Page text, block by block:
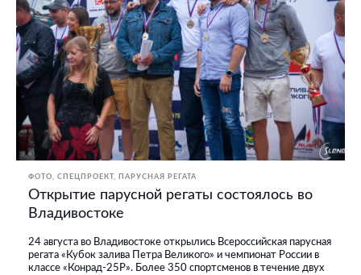
ФОТО СПЕЦПРОЕКТ ПАРУСНАЯ РЕГАТА
Открытие парусной регаты состоялось во
Владивостоке
24 августа во Владивостоке открылись Всероссийская парусная
регата «Кубок залива Петра Великого» и чемпионат России в
классе «Конрад-25Р». Более 350 спортсменов в течение двух